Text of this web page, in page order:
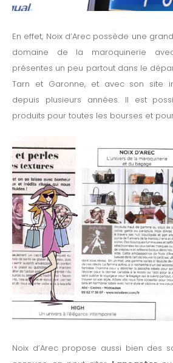
En effet, Noix d’Arec possède une
domaine de la maroquinerie
présentes un peu partout dans le
Tarn et Garonne, et avec son site
depuis plusieurs années. Il est
produits pour toutes les bourses et
Noix d’Arec propose aussi bien des